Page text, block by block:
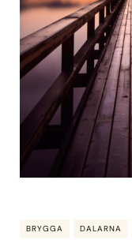
BRYGGA DALARNA